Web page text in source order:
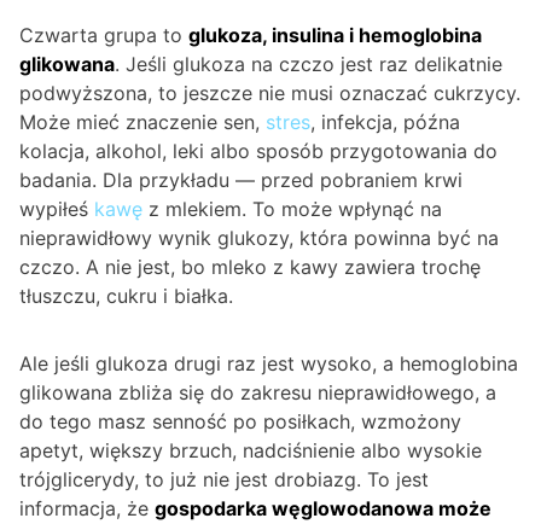
Czwarta grupa to glukoza, insulina i hemoglobina
glikowana. Jeśli glukoza na czczo jest raz delikatnie
podwyższona, to jeszcze nie musi oznaczać cukrzycy.
Może mieć znaczenie sen, stres, infekcja, późna
kolacja, alkohol, leki albo sposób przygotowania do
badania. Dla przykładu — przed pobraniem krwi
wypiłeś kawę z mlekiem. To może wpłynąć na
nieprawidłowy wynik glukozy, która powinna być na
czczo. A nie jest, bo mleko z kawy zawiera trochę
tłuszczu, cukru i białka.
Ale jeśli glukoza drugi raz jest wysoko, a hemoglobina
glikowana zbliża się do zakresu nieprawidłowego, a
do tego masz senność po posiłkach, wzmożony
apetyt, większy brzuch, nadciśnienie albo wysokie
trójglicerydy, to już nie jest drobiazg. To jest
informacja, że gospodarka węglowodanowa może